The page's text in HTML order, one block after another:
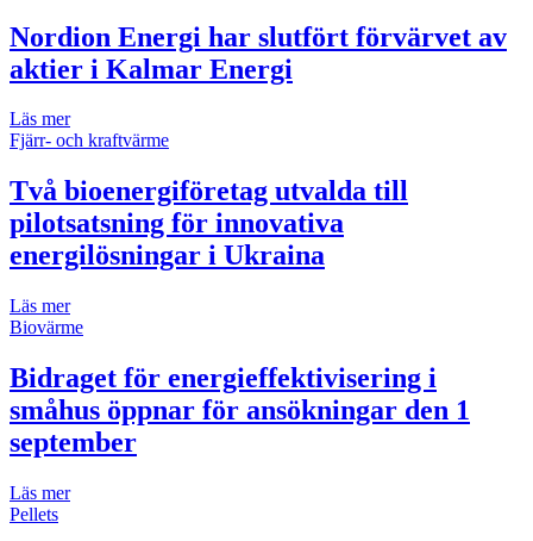
Nordion Energi har slutfört förvärvet av
aktier i Kalmar Energi
Läs mer
Fjärr- och kraftvärme
Två bioenergiföretag utvalda till
pilotsatsning för innovativa
energilösningar i Ukraina
Läs mer
Biovärme
Bidraget för energieffektivisering i
småhus öppnar för ansökningar den 1
september
Läs mer
Pellets